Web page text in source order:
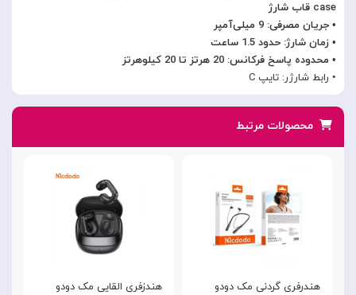
case قاب شارژ
• جریان مصرفی: 9 میلی‌آمپر
• زمان شارژ: حدود 1.5 ساعت
• محدوده پاسخ فرکانس: 20 هرتز تا 20 کیلوهرتز
• رابط شارژر: تایپ C
محصولات مرتبط
هندزفری القایی مک دودو
هندرفری گردنی مک دودو